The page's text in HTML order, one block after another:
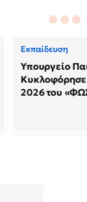
Εκπαίδευση
Υπουργείο
Κυκλοφόρησε
2026 του